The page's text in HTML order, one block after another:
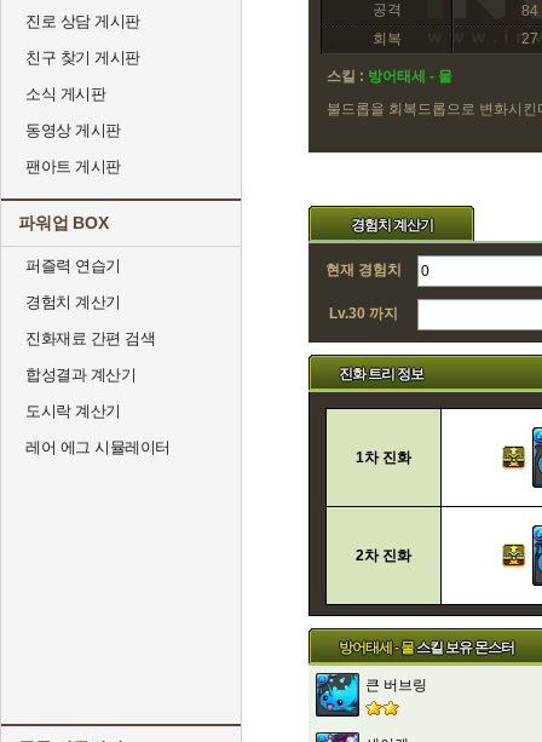
진로 상담 게시판
친구 찾기 게시판
소식 게시판
동영상 게시판
팬아트 게시판
파워업 BOX
퍼즐력 연습기
경험치 계산기
진화재료 간편 검색
합성결과 계산기
도시락 계산기
레어 에그 시뮬레이터
공격
84
회복
27
스킬 : 방어태세 - 물
불드롭을 회복드롭으로 변화시킨
경험치 계산기
현재 경험치
Lv.30 까지
진화 트리 정보
1차 진화
2차 진화
방어태세 - 물스킬 보유 몬스터
큰 버브링